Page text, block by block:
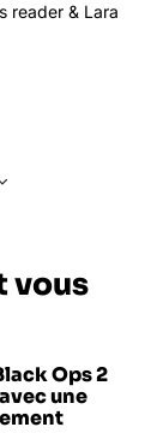
reader & Lara
vous
Ops 2
une